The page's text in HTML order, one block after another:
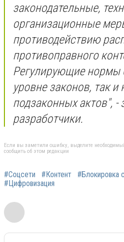
законодательные,
организационные
противодействию
противоправного
Регулирующие нормы
уровне законов, так и
подзаконных актов", -
разработчики.
Если вы заметили ошибку, выделите
сообщить об этом редакции
#Соцсети #Контент #Блокировка
#Цифровизация